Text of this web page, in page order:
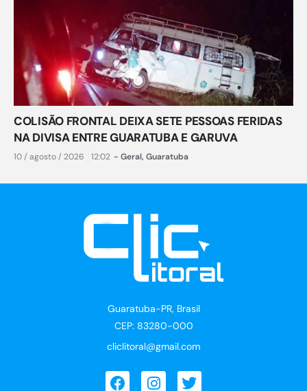
COLISÃO FRONTAL DEIXA SETE PESSOAS FERIDAS
NA DIVISA ENTRE GUARATUBA E GARUVA
10 / agosto / 2026 12:02 - Geral, Guaratuba
Guaratuba-PR, Brasil
CEP: 83280-000
cliclitoral@gmail.com